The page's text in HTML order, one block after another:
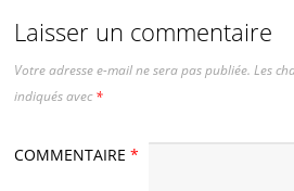
Laisser un commentaire
Votre adresse e-mail ne sera pas publiée. Les
indiqués avec*
COMMENTAIRE*